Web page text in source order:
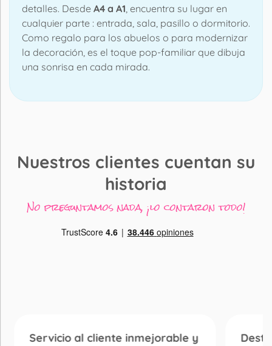
detalles. Desde A4 a A1 , encuentra su lugar en
cualquier parte : entrada, sala, pasillo o dormitorio.
Como regalo para los abuelos o para modernizar
la decoración, es el toque pop-familiar que dibuja
una sonrisa en cada mirada.
Nuestros clientes cuentan su
historia
No preguntamos nada, ¡lo contaron todo!
Servicio al cliente inmejorable y